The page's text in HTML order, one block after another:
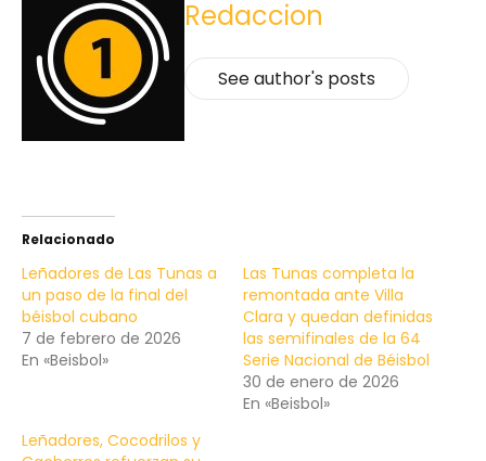
Redaccion
See author's posts
Relacionado
Leñadores de Las Tunas a
un paso de la final del
béisbol cubano
7 de febrero de 2026
En «Beisbol»
Las Tunas completa la
remontada ante Villa
Clara y quedan definidas
las semifinales de la 64
Serie Nacional de Béisbol
30 de enero de 2026
En «Beisbol»
Leñadores, Cocodrilos y